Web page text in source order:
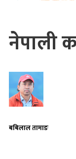
नेपाली
बबिलाल तामाङ